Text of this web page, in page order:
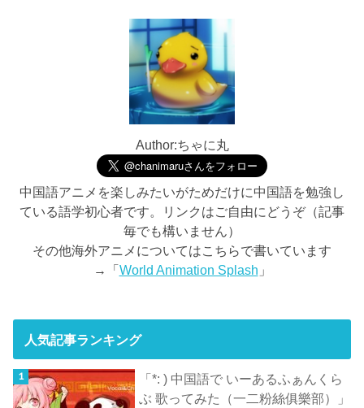
Author:ちゃに丸
中国語アニメを楽しみたいがためだけに中国語を勉強し
ている語学初心者です。リンクはご自由にどうぞ（記事
毎でも構いません）
その他海外アニメについてはこちらで書いています
→「World Animation Splash 」
人気記事ランキング
「*: ) 中国語で いーあるふぁんくら
ぶ 歌ってみた（一二粉絲俱樂部）」